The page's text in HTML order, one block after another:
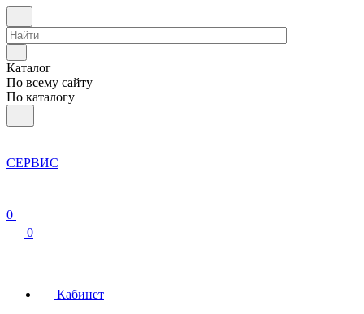
Каталог
По всему сайту
По каталогу
СЕРВИС
0
0
Кабинет